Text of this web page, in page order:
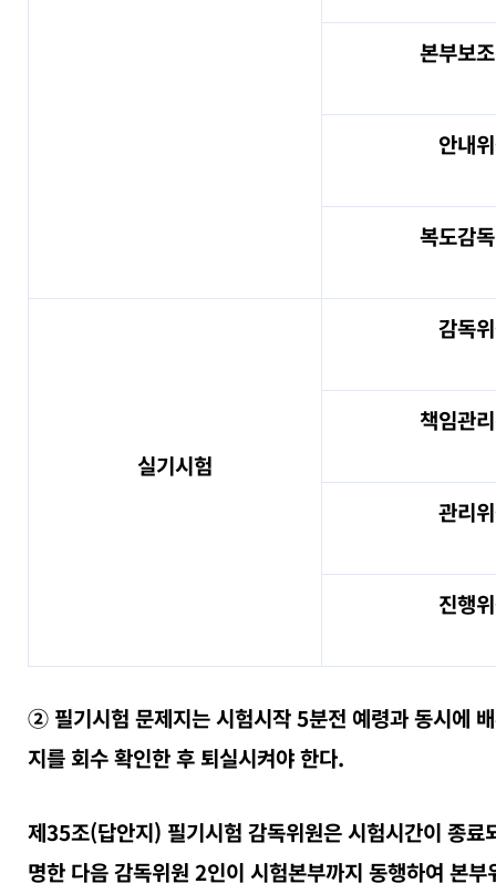
본부보
안내
복도감
실기시험
감독
책임관
관리
진행
② 필기시험 문제지는 시험시작 5분전 예령과 동시에
지를 회수 확인한 후 퇴실시켜야 한다.
제35조(답안지) 필기시험 감독위원은 시험시간이 종
명한 다음 감독위원 2인이 시험본부까지 동행하여 본